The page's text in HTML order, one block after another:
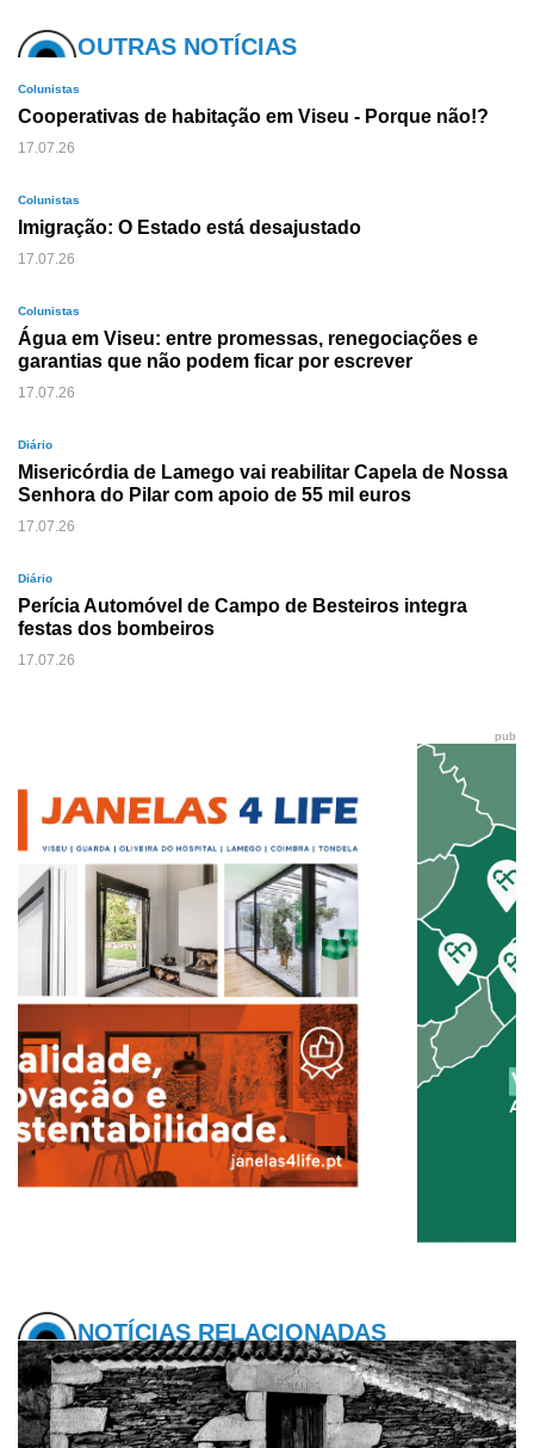
OUTRAS NOTÍCIAS
Colunistas
Cooperativas de habitação em Viseu - Porque não!?
17.07.26
Colunistas
Imigração: O Estado está desajustado
17.07.26
Colunistas
Água em Viseu: entre promessas, renegociações e
garantias que não podem ficar por escrever
17.07.26
Diário
Misericórdia de Lamego vai reabilitar Capela de Nossa
Senhora do Pilar com apoio de 55 mil euros
17.07.26
Diário
Perícia Automóvel de Campo de Besteiros integra
festas dos bombeiros
17.07.26
pub
NOTÍCIAS RELACIONADAS